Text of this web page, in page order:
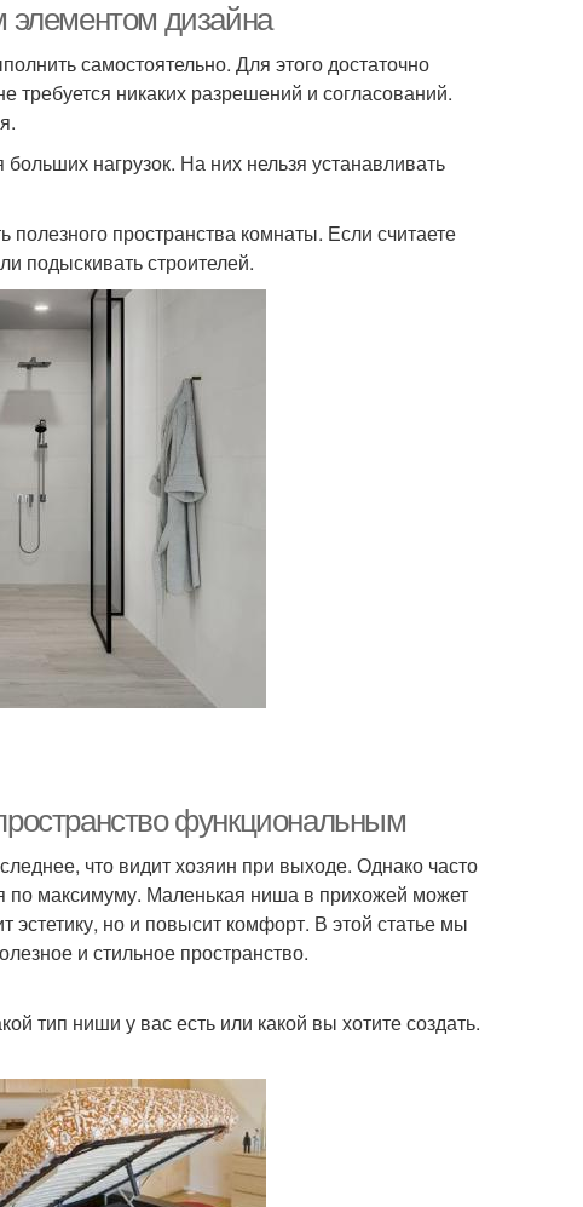
элементом дизайна
самостоятельно. Для этого достаточно
требуется никаких разрешений и согласований.
нагрузок. На них нельзя устанавливать
пространства комнаты. Если считаете
подыскивать строителей.
функциональным
что видит хозяин при выходе. Однако часто
по максимуму. Маленькая ниша в прихожей может
но и повысит комфорт. В этой статье мы
и стильное пространство.
тип ниши у вас есть или какой вы хотите создать.